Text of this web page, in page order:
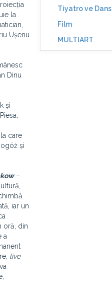
la
Ușeriu
Dinu
și
care
și
–
iar un
oră, din
a
live
Tiyatro ve Dans
Film
MULTIART